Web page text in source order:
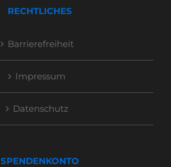
RECHTLICHES
Barrierefreiheit
Impressum
Datenschutz
SPENDENKONTO